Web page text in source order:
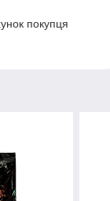
покупця